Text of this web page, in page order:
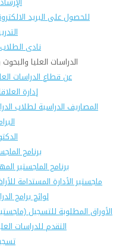
للحصول على البريد
نادى
الدراسات العليا
عن قطاع الدراسات
إدارة
المصاريف الدراسية لطلاب
برنامج
برنامج الماجستير
ماجستير الأدارة المستدامة
لوائح برامج
(الأوراق المطلوبة للتسجيل
التقدم للدراسات